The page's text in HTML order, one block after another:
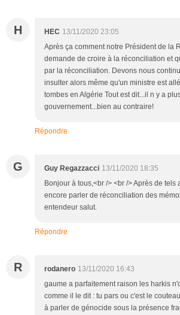
H HEC 13/11/2020 23:05
Après ça comment notre Président de la
demande de croire à la réconciliation et
par la réconciliation. Devons nous
insulter alors même qu'un ministre est
tombes en Algérie Tout est dit...il n y a
gouvernement...bien au contraire!
Répondre
G Guy Regazzacci 13/11/2020 18:35
Bonjour à tous,<br /> <br /> Après de tels
encore parler de réconciliation des
entendeur salut.
Répondre
R rodanero 13/11/2020 16:43
gaume a parfaitement raison les harkis
comme il le dit : tu pars ou c'est le
à parler de génocide sous la présence